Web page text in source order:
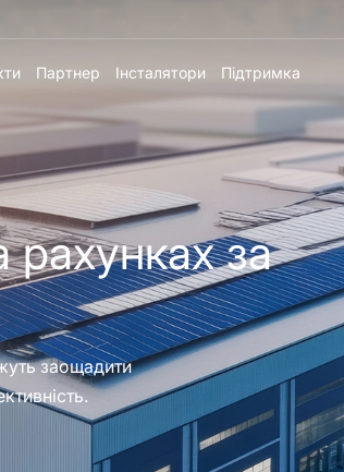
Партнер Інсталятори Підтримка
рахунках за
заощадити